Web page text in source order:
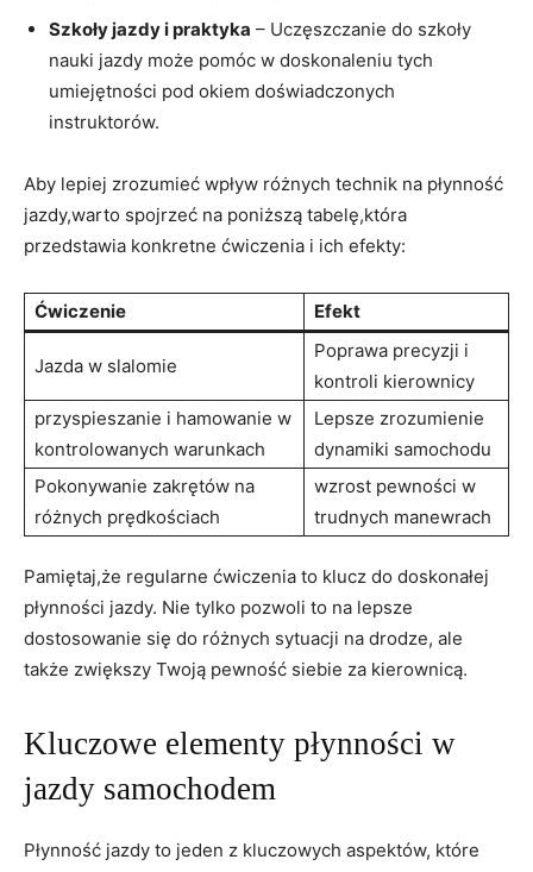
Szkoły jazdy i praktyka – Uczęszczanie do szkoły
nauki jazdy może pomóc w doskonaleniu tych
umiejętności pod okiem doświadczonych
instruktorów.
Aby lepiej zrozumieć wpływ różnych technik na płynność
jazdy,warto spojrzeć na poniższą tabelę,która
przedstawia konkretne ćwiczenia i ich efekty:
Ćwiczenie Efekt
Jazda w slalomie
Poprawa precyzji i
kontroli kierownicy
przyspieszanie i hamowanie w
kontrolowanych warunkach
Lepsze zrozumienie
dynamiki samochodu
Pokonywanie zakrętów na
różnych prędkościach
wzrost pewności w
trudnych manewrach
Pamiętaj,że regularne ćwiczenia to klucz do doskonałej
płynności jazdy. Nie tylko pozwoli to na lepsze
dostosowanie się do różnych sytuacji na drodze, ale
także zwiększy Twoją pewność siebie za kierownicą.
Kluczowe elementy płynności w
jazdy samochodem
Płynność jazdy to jeden z kluczowych aspektów, które